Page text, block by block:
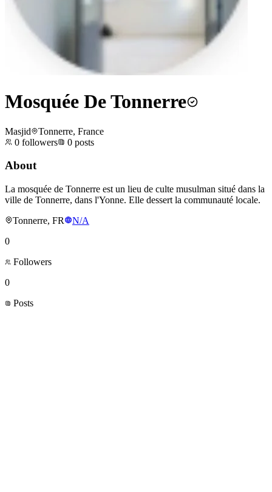
Mosquée De Tonnerre
Masjid
Tonnerre, France
0 followers 0 posts
About
La mosquée de Tonnerre est un lieu de culte musulman situé dans la
ville de Tonnerre, dans l'Yonne. Elle dessert la communauté locale.
Tonnerre, FR
N/A
0
Followers
0
Posts